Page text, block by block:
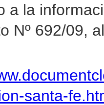
a la
Nº 692/09,
santa-